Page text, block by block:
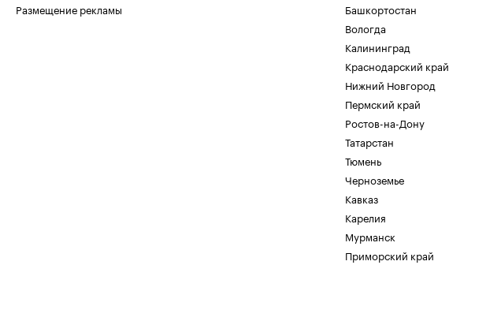
Размещение рекламы
Башкортостан
Вологда
Калининград
Краснодарский край
Нижний Новгород
Пермский край
Ростов-на-Дону
Татарстан
Тюмень
Черноземье
Кавказ
Карелия
Мурманск
Приморский край